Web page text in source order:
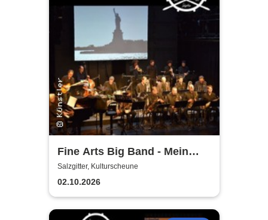
Fine Arts Big Band - Mein
amerikanischer Traum - True
Stories
Salzgitter, Kulturscheune
02.10.2026